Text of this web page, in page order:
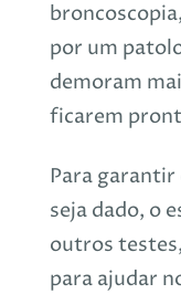
por um
demoram
ficarem
Para
seja dado, o
outros
para ajudar